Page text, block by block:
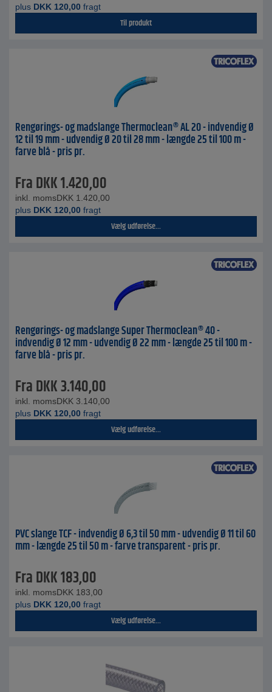
plus DKK 120,00 fragt
Til produkt
Rengørings- og madslange Thermoclean® AL 20 - indvendig Ø
12 til 19 mm - udvendig Ø 20 til 28 mm - længde 25 til 100 m -
farve blå - pris pr.
FraDKK1.420,00
inkl. momsDKK 1.420,00
plus DKK 120,00 fragt
Vælg udførelse...
Rengørings- og madslange Super Thermoclean® 40 -
indvendig Ø 12 mm - udvendig Ø 22 mm - længde 25 til 100 m -
farve blå - pris pr.
FraDKK3.140,00
inkl. momsDKK 3.140,00
plus DKK 120,00 fragt
Vælg udførelse...
PVC slange TCF - indvendig Ø 6,3 til 50 mm - udvendig Ø 11 til 60
mm - længde 25 til 50 m - farve transparent - pris pr.
FraDKK183,00
inkl. momsDKK 183,00
plus DKK 120,00 fragt
Vælg udførelse...